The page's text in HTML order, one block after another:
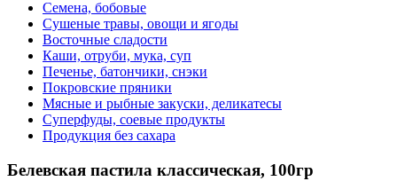
Семена, бобовые
Сушеные травы, овощи и ягоды
Восточные сладости
Каши, отруби, мука, суп
Печенье, батончики, снэки
Покровские пряники
Мясные и рыбные закуски, деликатесы
Суперфуды, соевые продукты
Продукция без сахара
Белевская пастила классическая, 100гр